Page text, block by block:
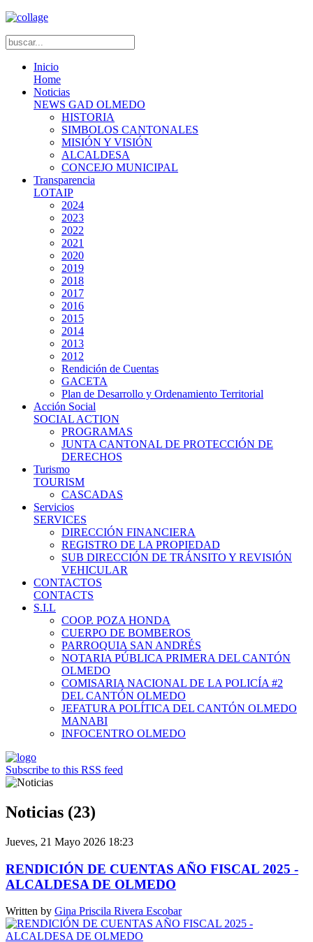
Inicio
Home
Noticias
NEWS GAD OLMEDO
HISTORIA
SIMBOLOS CANTONALES
MISIÓN Y VISIÓN
ALCALDESA
CONCEJO MUNICIPAL
Transparencia
LOTAIP
2024
2023
2022
2021
2020
2019
2018
2017
2016
2015
2014
2013
2012
Rendición de Cuentas
GACETA
Plan de Desarrollo y Ordenamiento Territorial
Acción Social
SOCIAL ACTION
PROGRAMAS
JUNTA CANTONAL DE PROTECCIÓN DE
DERECHOS
Turismo
TOURISM
CASCADAS
Servicios
SERVICES
DIRECCIÓN FINANCIERA
REGISTRO DE LA PROPIEDAD
SUB DIRECCIÓN DE TRÁNSITO Y REVISIÓN
VEHICULAR
CONTACTOS
CONTACTS
S.I.L
COOP. POZA HONDA
CUERPO DE BOMBEROS
PARROQUIA SAN ANDRÉS
NOTARIA PÚBLICA PRIMERA DEL CANTÓN
OLMEDO
COMISARIA NACIONAL DE LA POLICÍA #2
DEL CANTÓN OLMEDO
JEFATURA POLÍTICA DEL CANTÓN OLMEDO
MANABI
INFOCENTRO OLMEDO
Subscribe to this RSS feed
Noticias (23)
Jueves, 21 Mayo 2026 18:23
RENDICIÓN DE CUENTAS AÑO FISCAL 2025 -
ALCALDESA DE OLMEDO
Written by Gina Priscila Rivera Escobar